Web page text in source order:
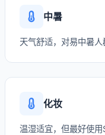
中暑
天气舒适，对易中暑人
化妆
温湿适宜，但最好使